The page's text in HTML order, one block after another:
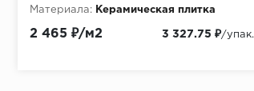
Материала:
Керамическая плитка
2 465 ₽/м2 3 327.75 ₽/упак.